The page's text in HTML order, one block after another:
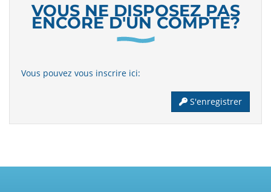
VOUS NE DISPOSEZ PAS
ENCORE D'UN COMPTE?
Vous pouvez vous inscrire ici:
S'enregistrer